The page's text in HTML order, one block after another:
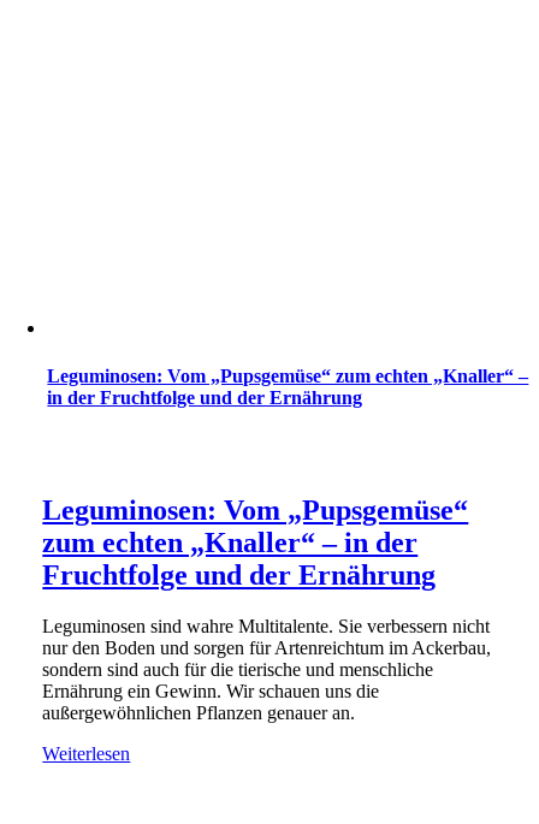
Leguminosen: Vom „Pupsgemüse“ zum echten „Knaller“ –
in der Fruchtfolge und der Ernährung
Leguminosen: Vom „Pupsgemüse“
zum echten „Knaller“ – in der
Fruchtfolge und der Ernährung
Leguminosen sind wahre Multitalente. Sie verbessern nicht
nur den Boden und sorgen für Artenreichtum im Ackerbau,
sondern sind auch für die tierische und menschliche
Ernährung ein Gewinn. Wir schauen uns die
außergewöhnlichen Pflanzen genauer an.
Weiterlesen